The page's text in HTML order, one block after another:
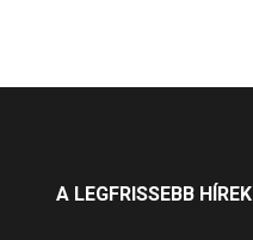
A LEGFRISSEBB HÍREK